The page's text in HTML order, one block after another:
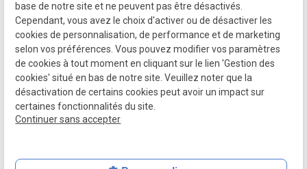
Barcelonnette
Coordination sur les systèmes de sécurité incendie
Nice
Coordination sur les systèmes de sécurité incendie
Fréjus
Mentions légales
base de notre site et ne peuvent pas être désactivés.
Cependant, vous avez le choix d'activer ou de désactiver les
cookies de personnalisation, de performance et de marketing
selon vos préférences. Vous pouvez modifier vos paramètres
de cookies à tout moment en cliquant sur le lien 'Gestion des
cookies' situé en bas de notre site. Veuillez noter que la
désactivation de certains cookies peut avoir un impact sur
certaines fonctionnalités du site.
Continuer sans accepter